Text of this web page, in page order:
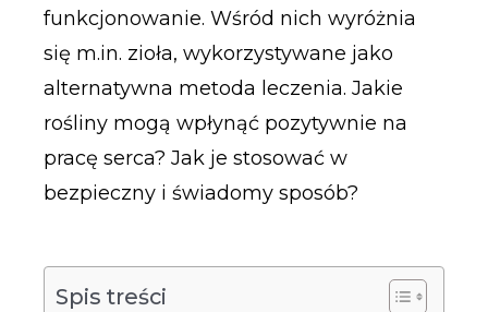
funkcjonowanie. Wśród nich wyróżnia
się m.in. zioła, wykorzystywane jako
alternatywna metoda leczenia. Jakie
rośliny mogą wpłynąć pozytywnie na
pracę serca? Jak je stosować w
bezpieczny i świadomy sposób?
Spis treści